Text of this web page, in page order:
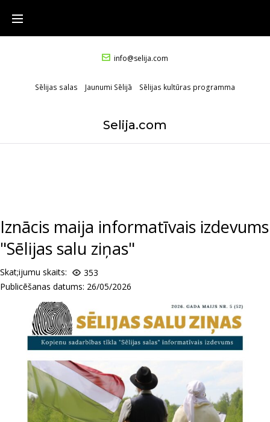
info@selija.com
Sēlijas salas Jaunumi Sēlijā Sēlijas kultūras programma
Selija.com
Iznācis maija informatīvais izdevums
"Sēlijas salu ziņas"
Skat;ijumu skaits:
353
Publicēšanas datums: 26/05/2026